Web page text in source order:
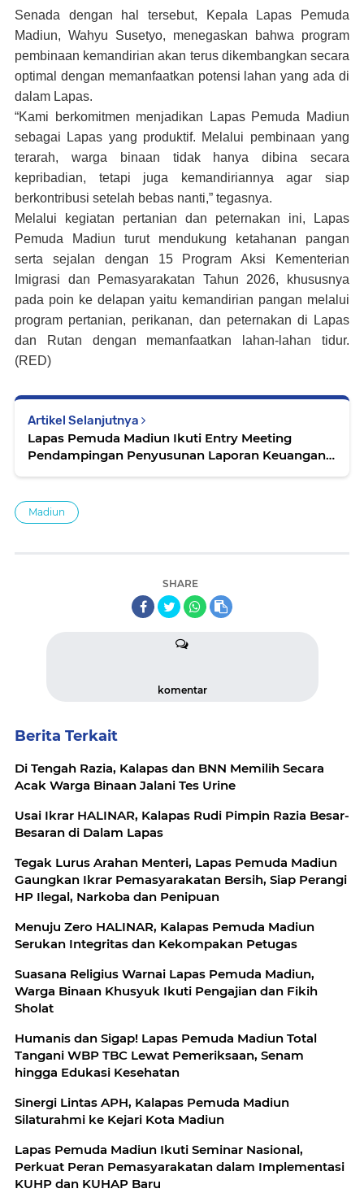
Senada dengan hal tersebut, Kepala Lapas Pemuda
Madiun, Wahyu Susetyo, menegaskan bahwa program
pembinaan kemandirian akan terus dikembangkan secara
optimal dengan memanfaatkan potensi lahan yang ada di
dalam Lapas.
“Kami berkomitmen menjadikan Lapas Pemuda Madiun
sebagai Lapas yang produktif. Melalui pembinaan yang
terarah, warga binaan tidak hanya dibina secara
kepribadian, tetapi juga kemandiriannya agar siap
berkontribusi setelah bebas nanti,” tegasnya.
Melalui kegiatan pertanian dan peternakan ini, Lapas
Pemuda Madiun turut mendukung ketahanan pangan
serta sejalan dengan 15 Program Aksi Kementerian
Imigrasi dan Pemasyarakatan Tahun 2026, khususnya
pada poin ke delapan yaitu kemandirian pangan melalui
program pertanian, perikanan, dan peternakan di Lapas
dan Rutan dengan memanfaatkan lahan-lahan tidur.
(RED)
Artikel Selanjutnya
Lapas Pemuda Madiun Ikuti Entry Meeting
Pendampingan Penyusunan Laporan Keuangan
Madiun
SHARE
komentar
Berita Terkait
Di Tengah Razia, Kalapas dan BNN Memilih Secara
Acak Warga Binaan Jalani Tes Urine
Usai Ikrar HALINAR, Kalapas Rudi Pimpin Razia Besar-
Besaran di Dalam Lapas
Tegak Lurus Arahan Menteri, Lapas Pemuda Madiun
Gaungkan Ikrar Pemasyarakatan Bersih, Siap Perangi
HP Ilegal, Narkoba dan Penipuan
Menuju Zero HALINAR, Kalapas Pemuda Madiun
Serukan Integritas dan Kekompakan Petugas
Suasana Religius Warnai Lapas Pemuda Madiun,
Warga Binaan Khusyuk Ikuti Pengajian dan Fikih
Sholat
Humanis dan Sigap! Lapas Pemuda Madiun Total
Tangani WBP TBC Lewat Pemeriksaan, Senam
hingga Edukasi Kesehatan
Sinergi Lintas APH, Kalapas Pemuda Madiun
Silaturahmi ke Kejari Kota Madiun
Lapas Pemuda Madiun Ikuti Seminar Nasional,
Perkuat Peran Pemasyarakatan dalam Implementasi
KUHP dan KUHAP Baru